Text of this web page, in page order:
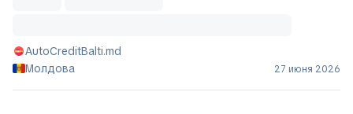
AutoCreditBalti.md
Молдова
27 июня 2026